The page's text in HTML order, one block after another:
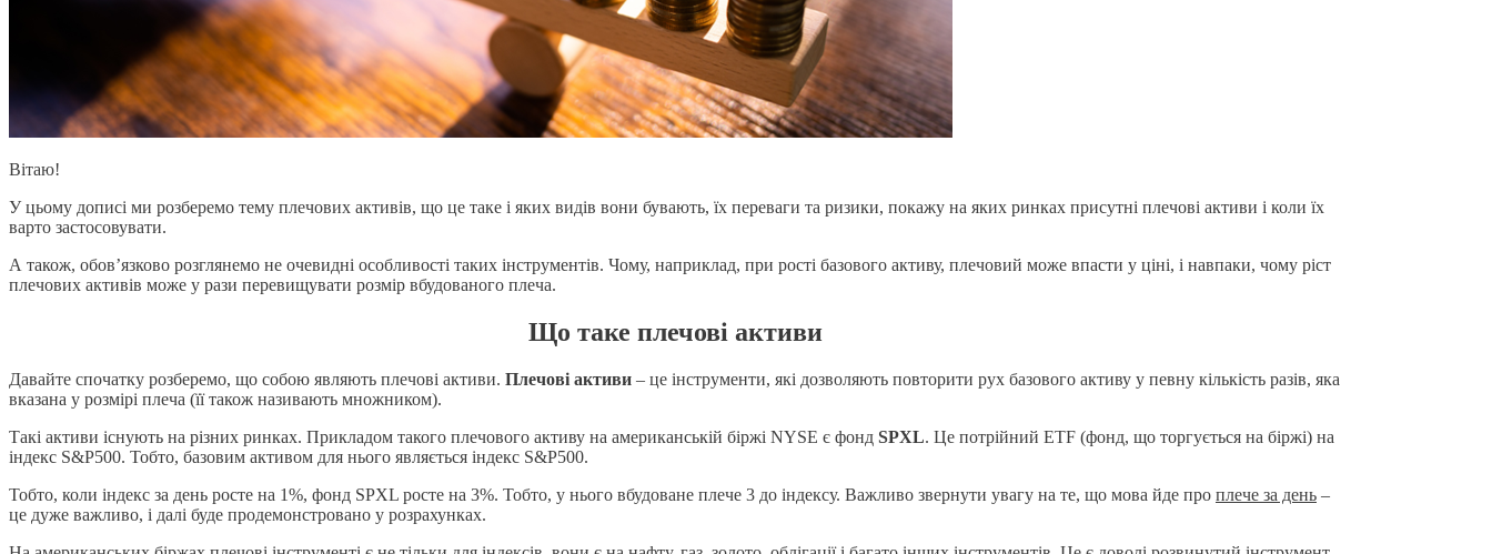
Вітаю!
У цьому дописі ми розберемо тему плечових активів, що це таке і яких видів вони бувають, їх переваги та ризики, покажу на яких ринках присутні плечові активи і коли їх
варто застосовувати.
А також, обов’язково розглянемо не очевидні особливості таких інструментів. Чому, наприклад, при рості базового активу, плечовий може впасти у ціні, і навпаки, чому ріст
плечових активів може у рази перевищувати розмір вбудованого плеча.
Що таке плечові активи
Давайте спочатку розберемо, що собою являють плечові активи. Плечові активи – це інструменти, які дозволяють повторити рух базового активу у певну кількість разів, яка
вказана у розмірі плеча (її також називають множником).
Такі активи існують на різних ринках. Прикладом такого плечового активу на американській біржі NYSE є фонд SPXL. Це потрійний ETF (фонд, що торгується на біржі) на
індекс S&P500. Тобто, базовим активом для нього являється індекс S&P500.
Тобто, коли індекс за день росте на 1%, фонд SPXL росте на 3%. Тобто, у нього вбудоване плече 3 до індексу. Важливо звернути увагу на те, що мова йде про плече за день –
це дуже важливо, і далі буде продемонстровано у розрахунках.